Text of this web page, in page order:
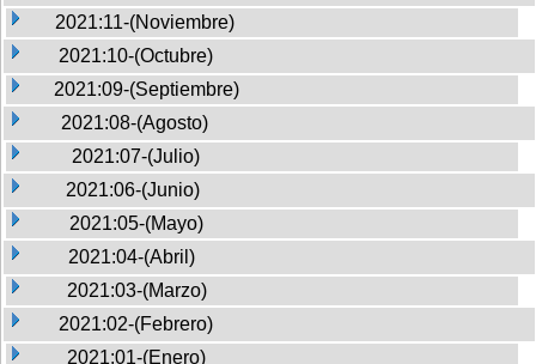
2021:11-(Noviembre)
2021:10-(Octubre)
2021:09-(Septiembre)
2021:08-(Agosto)
2021:07-(Julio)
2021:06-(Junio)
2021:05-(Mayo)
2021:04-(Abril)
2021:03-(Marzo)
2021:02-(Febrero)
2021:01-(Enero)